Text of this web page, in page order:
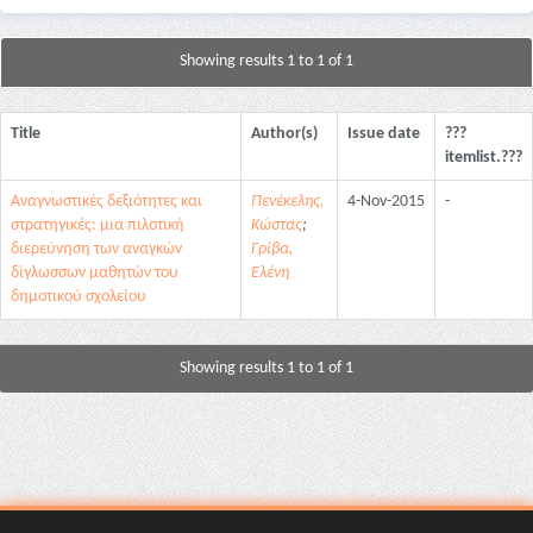
Showing results 1 to 1 of 1
Title Author(s) Issue date
???
itemlist.???
Αναγνωστικές δεξιότητες και
στρατηγικές: μια πιλοτική
διερεύνηση των αναγκών
δίγλωσσων μαθητών του
δημοτικού σχολείου
Πενέκελης,
Κώστας;
Γρίβα,
Ελένη
4-Nov-2015 -
Showing results 1 to 1 of 1